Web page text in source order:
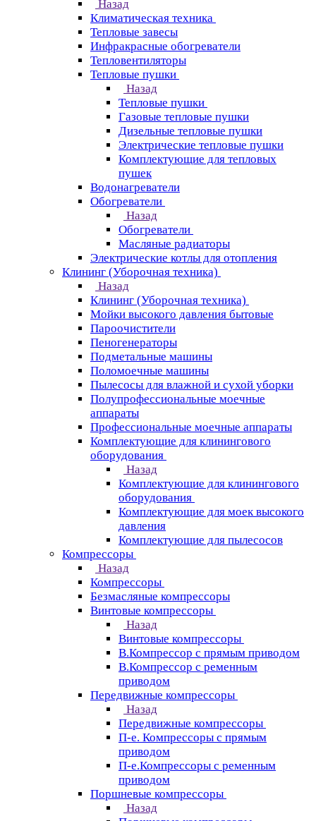
Назад
Климатическая техника
Тепловые завесы
Инфракрасные обогреватели
Тепловентиляторы
Тепловые пушки
Назад
Тепловые пушки
Газовые тепловые пушки
Дизельные тепловые пушки
Электрические тепловые пушки
Комплектующие для тепловых
пушек
Водонагреватели
Обогреватели
Назад
Обогреватели
Масляные радиаторы
Электрические котлы для отопления
Клининг (Уборочная техника)
Назад
Клининг (Уборочная техника)
Мойки высокого давления бытовые
Пароочистители
Пеногенераторы
Подметальные машины
Поломоечные машины
Пылесосы для влажной и сухой уборки
Полупрофессиональные моечные
аппараты
Профессиональные моечные аппараты
Комплектующие для клинингового
оборудования
Назад
Комплектующие для клинингового
оборудования
Комплектующие для моек высокого
давления
Комплектующие для пылесосов
Компрессоры
Назад
Компрессоры
Безмасляные компрессоры
Винтовые компрессоры
Назад
Винтовые компрессоры
В.Компрессор с прямым приводом
В.Компрессор с ременным
приводом
Передвижные компрессоры
Назад
Передвижные компрессоры
П-е. Компрессоры с прямым
приводом
П-е.Компрессоры с ременным
приводом
Поршневые компрессоры
Назад